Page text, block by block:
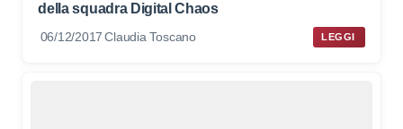
della squadra Digital Chaos
06/12/2017 Claudia Toscano LEGGI